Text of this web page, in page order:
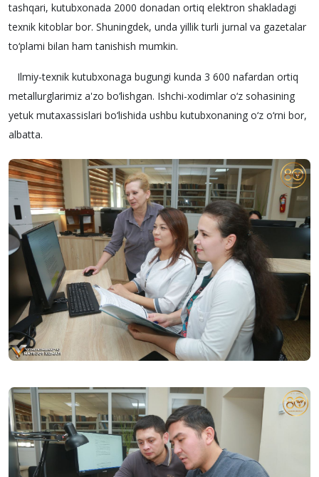
tashqari, kutubxonada 2000 donadan ortiq elektron shakladagi
texnik kitoblar bor. Shuningdek, unda yillik turli jurnal va gazetalar
to‘plami bilan ham tanishish mumkin.
Ilmiy-texnik kutubxonaga bugungi kunda 3 600 nafardan ortiq
metallurglarimiz a'zo bo‘lishgan. Ishchi-xodimlar o‘z sohasining
yetuk mutaxassislari bo‘lishida ushbu kutubxonaning o‘z o‘rni bor,
albatta.